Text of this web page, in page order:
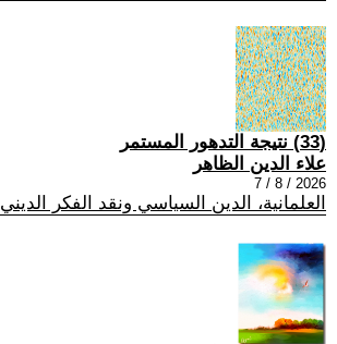
(33) نتيجة التدهور المستمر
علاء الدين الظاهر
2026 / 8 / 7
العلمانية، الدين السياسي ونقد الفكر الديني